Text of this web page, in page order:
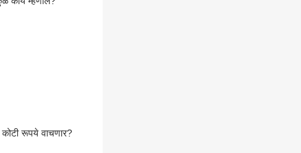
रूपये वाचणार?